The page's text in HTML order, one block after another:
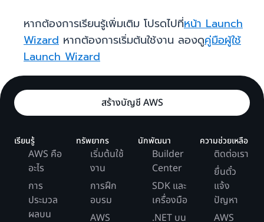
หากต้องการเรียนรู้เพิ่มเติม โปรดไปที่หน้า Launch
Wizard หากต้องการเริ่มต้นใช้งาน ลองดูคู่มือผู้ใช้
Launch Wizard
สร้างบัญชี AWS
เรียนรู้
AWS คือ
อะไร
การ
ประมวล
ผลบน
ทรัพยากร
เริ่มต้นใช้
งาน
การฝึก
อบรม
AWS
นักพัฒนา
Builder
Center
SDK และ
เครื่องมือ
.NET บน
ความช่วยเหลือ
ติดต่อเรา
ยื่นตั๋ว
แจ้ง
ปัญหา
AWS